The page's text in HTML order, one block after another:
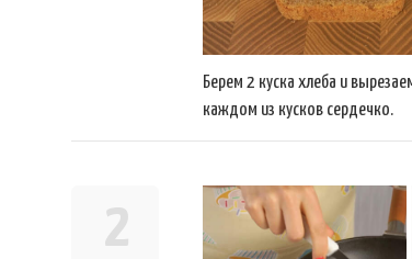
Берем 2 куска хлеба и
каждом из кусков сердечко.
2